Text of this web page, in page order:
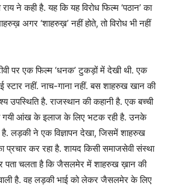
राय ने कही है. यह कि यह विरोध फिल्म ‘पठान’ का
अगर ‘शाहरुख़’ नहीं होते, तो विरोध भी नहीं
पर एक फिल्म ‘धनक’ टुकड़ों में देखी थी. एक
स्टार नहीं. नाच-गाना नहीं. बस शाहरुख खान की
उपस्थिति है. राजस्थान की कहानी है. एक बच्ची
गयी आंख के इलाज के लिए भटक रही है. उनके
है. लड़की ने एक विज्ञापन देखा, जिसमें शाहरुख
कर रहा है. शायद किसी समाजसेवी संस्था
पता चलता है कि जैसलमेर में शाहरुख ख़ान की
है. वह लड़की भाई को लेकर जैसलमेर के लिए